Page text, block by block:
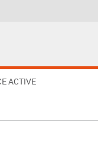
ACTIVE